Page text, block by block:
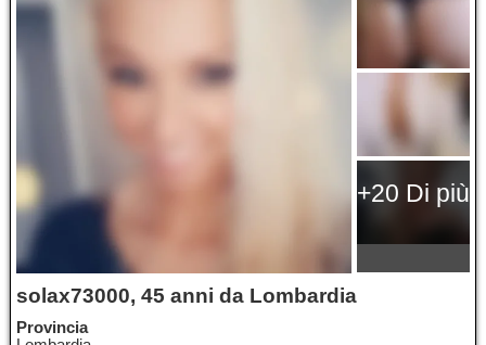
+20 Di più
solax73000, 45 anni da Lombardia
Provincia